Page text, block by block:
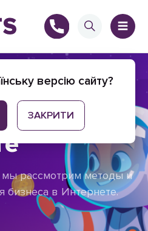
рассмотрим методы и
бизнеса в Интернете.
версію сайту?
ЗАКРИТИ